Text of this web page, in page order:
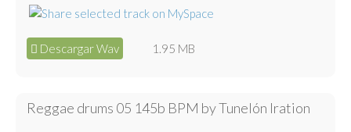
Descargar Wav 1.95 MB
Reggae drums 05 145b BPM by Tunelón Iration